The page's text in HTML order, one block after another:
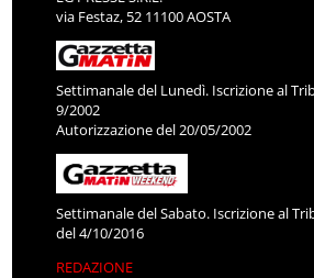
via Festaz, 52 11100 AOSTA
Settimanale del Lunedì. Iscrizione al
9/2002
Autorizzazione del 20/05/2002
Settimanale del Sabato. Iscrizione al
del 4/10/2016
REDAZIONE